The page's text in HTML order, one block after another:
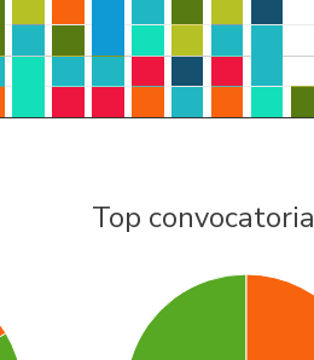
Top convocatoria